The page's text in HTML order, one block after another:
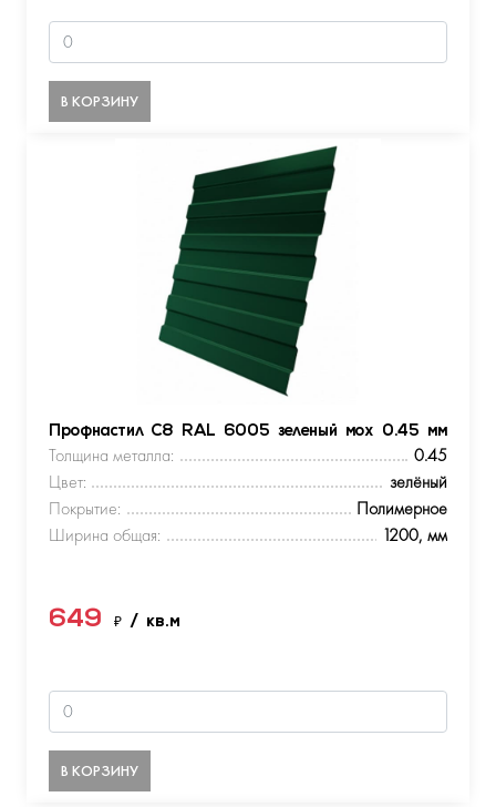
В КОРЗИНУ
Профнастил С8 RAL 6005 зеленый мох 0.45 мм
Толщина металла:
0.45
Цвет:
зелёный
Покрытие:
Полимерное
Ширина общая:
1200, мм
649 ₽ / кв.м
В КОРЗИНУ